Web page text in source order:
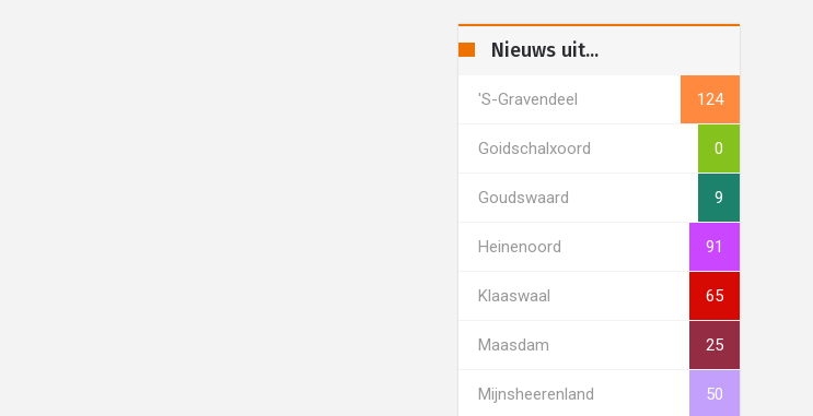
Nieuws uit...
's-Gravendeel 124
Goidschalxoord 0
Goudswaard 9
Heinenoord 91
Klaaswaal 65
Maasdam 25
Mijnsheerenland 50